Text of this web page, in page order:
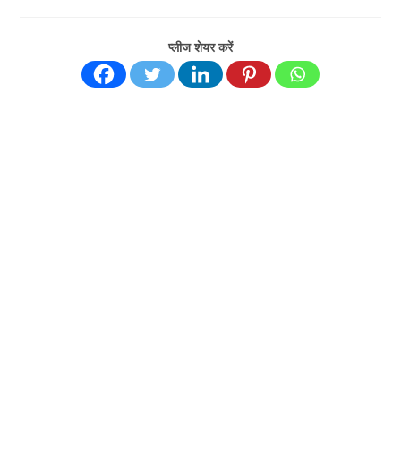
प्लीज शेयर करें